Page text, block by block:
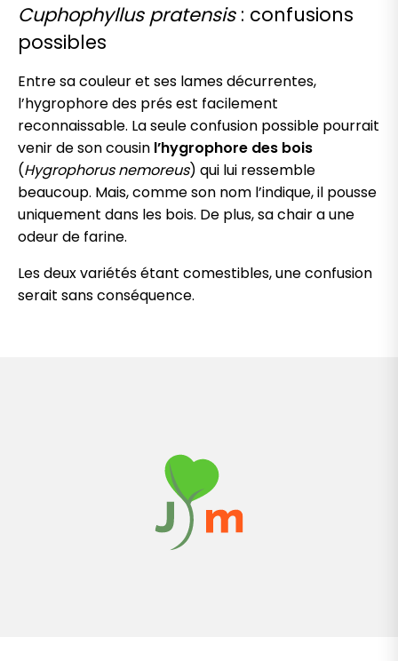
Cuphophyllus pratensis: confusions
possibles
Entre sa couleur et ses lames décurrentes,
l’hygrophore des prés est facilement
reconnaissable. La seule confusion possible pourrait
venir de son cousin l’hygrophore des bois
(Hygrophorus nemoreus) qui lui ressemble
beaucoup. Mais, comme son nom l’indique, il pousse
uniquement dans les bois. De plus, sa chair a une
odeur de farine.
Les deux variétés étant comestibles, une confusion
serait sans conséquence.